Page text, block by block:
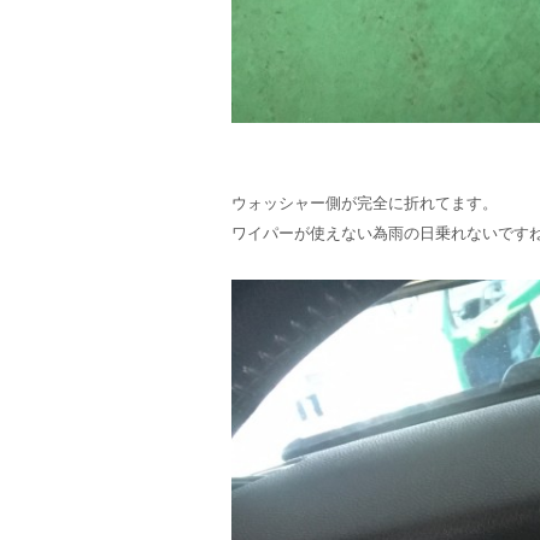
ウォッシャー側が完全に折れてます。
ワイパーが使えない為雨の日乗れないです